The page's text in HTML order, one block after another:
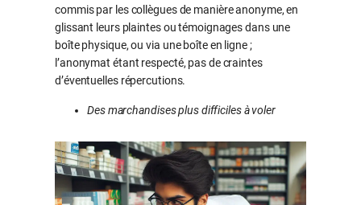
commis par les collègues de manière anonyme, en
glissant leurs plaintes ou témoignages dans une
boîte physique, ou via une boîte en ligne ;
l’anonymat étant respecté, pas de craintes
d’éventuelles répercutions.
Des marchandises plus difficiles à voler